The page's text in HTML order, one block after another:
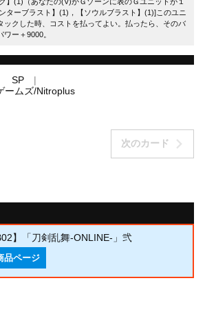
ターブラスト】(1)，【ソウルブラスト】(1)]このユニ
ックした時、コストを払ってよい。払ったら、そのバ
ワー＋9000。
SP
ームズ/Nitroplus
次のカード
】「刀剣乱舞-ONLINE-」弐
品ページ